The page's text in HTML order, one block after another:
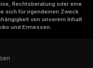
Rechtsberatung oder eine
sich für irgendeinen Zweck
von unserem Inhalt
und Ermessen.